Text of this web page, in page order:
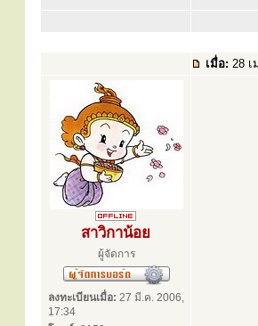
เมื่อ: 28 เ
สาวิกาน้อย
ผู้จัดการ
ลงทะเบียนเมื่อ: 27 มี.ค. 2006,
17:34